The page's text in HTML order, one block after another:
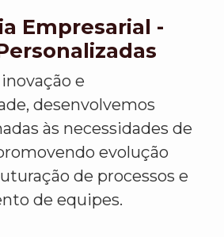
Empresarial -
e
desenvolvemos
às necessidades de
evolução
de processos e
de equipes.